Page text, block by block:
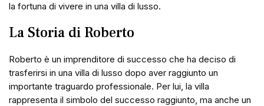
la fortuna di vivere in una villa di lusso.
La Storia di Roberto
Roberto è un imprenditore di successo che ha deciso di
trasferirsi in una villa di lusso dopo aver raggiunto un
importante traguardo professionale. Per lui, la villa
rappresenta il simbolo del successo raggiunto, ma anche un